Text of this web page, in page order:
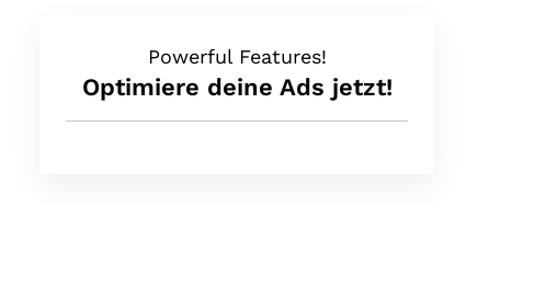
Powerful Features!
Optimiere deine Ads jetzt!